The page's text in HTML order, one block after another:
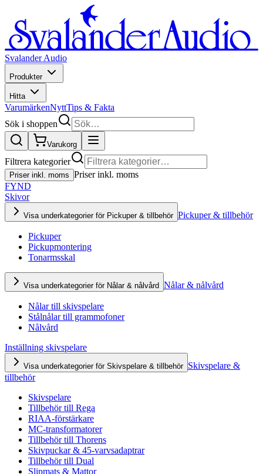
Svalander Audio
Produkter
Hitta
VarumärkenNyttTips & Fakta
Sök i shoppen
Varukorg
Filtrera kategorier
Priser inkl. moms Priser inkl. moms
FYND
Skivor
Visa underkategorier för Pickuper & tillbehör Pickuper & tillbehör
Pickuper
Pickupmontering
Tonarmsskal
Visa underkategorier för Nålar & nålvård Nålar & nålvård
Nålar till skivspelare
Stålnålar till grammofoner
Nålvård
Inställning skivspelare
Visa underkategorier för Skivspelare & tillbehör Skivspelare &
tillbehör
Skivspelare
Tillbehör till Rega
RIAA-förstärkare
MC-transformatorer
Tillbehör till Thorens
Skivpuckar & 45-varvsadaptrar
Tillbehör till Dual
Slipmats & Mattor